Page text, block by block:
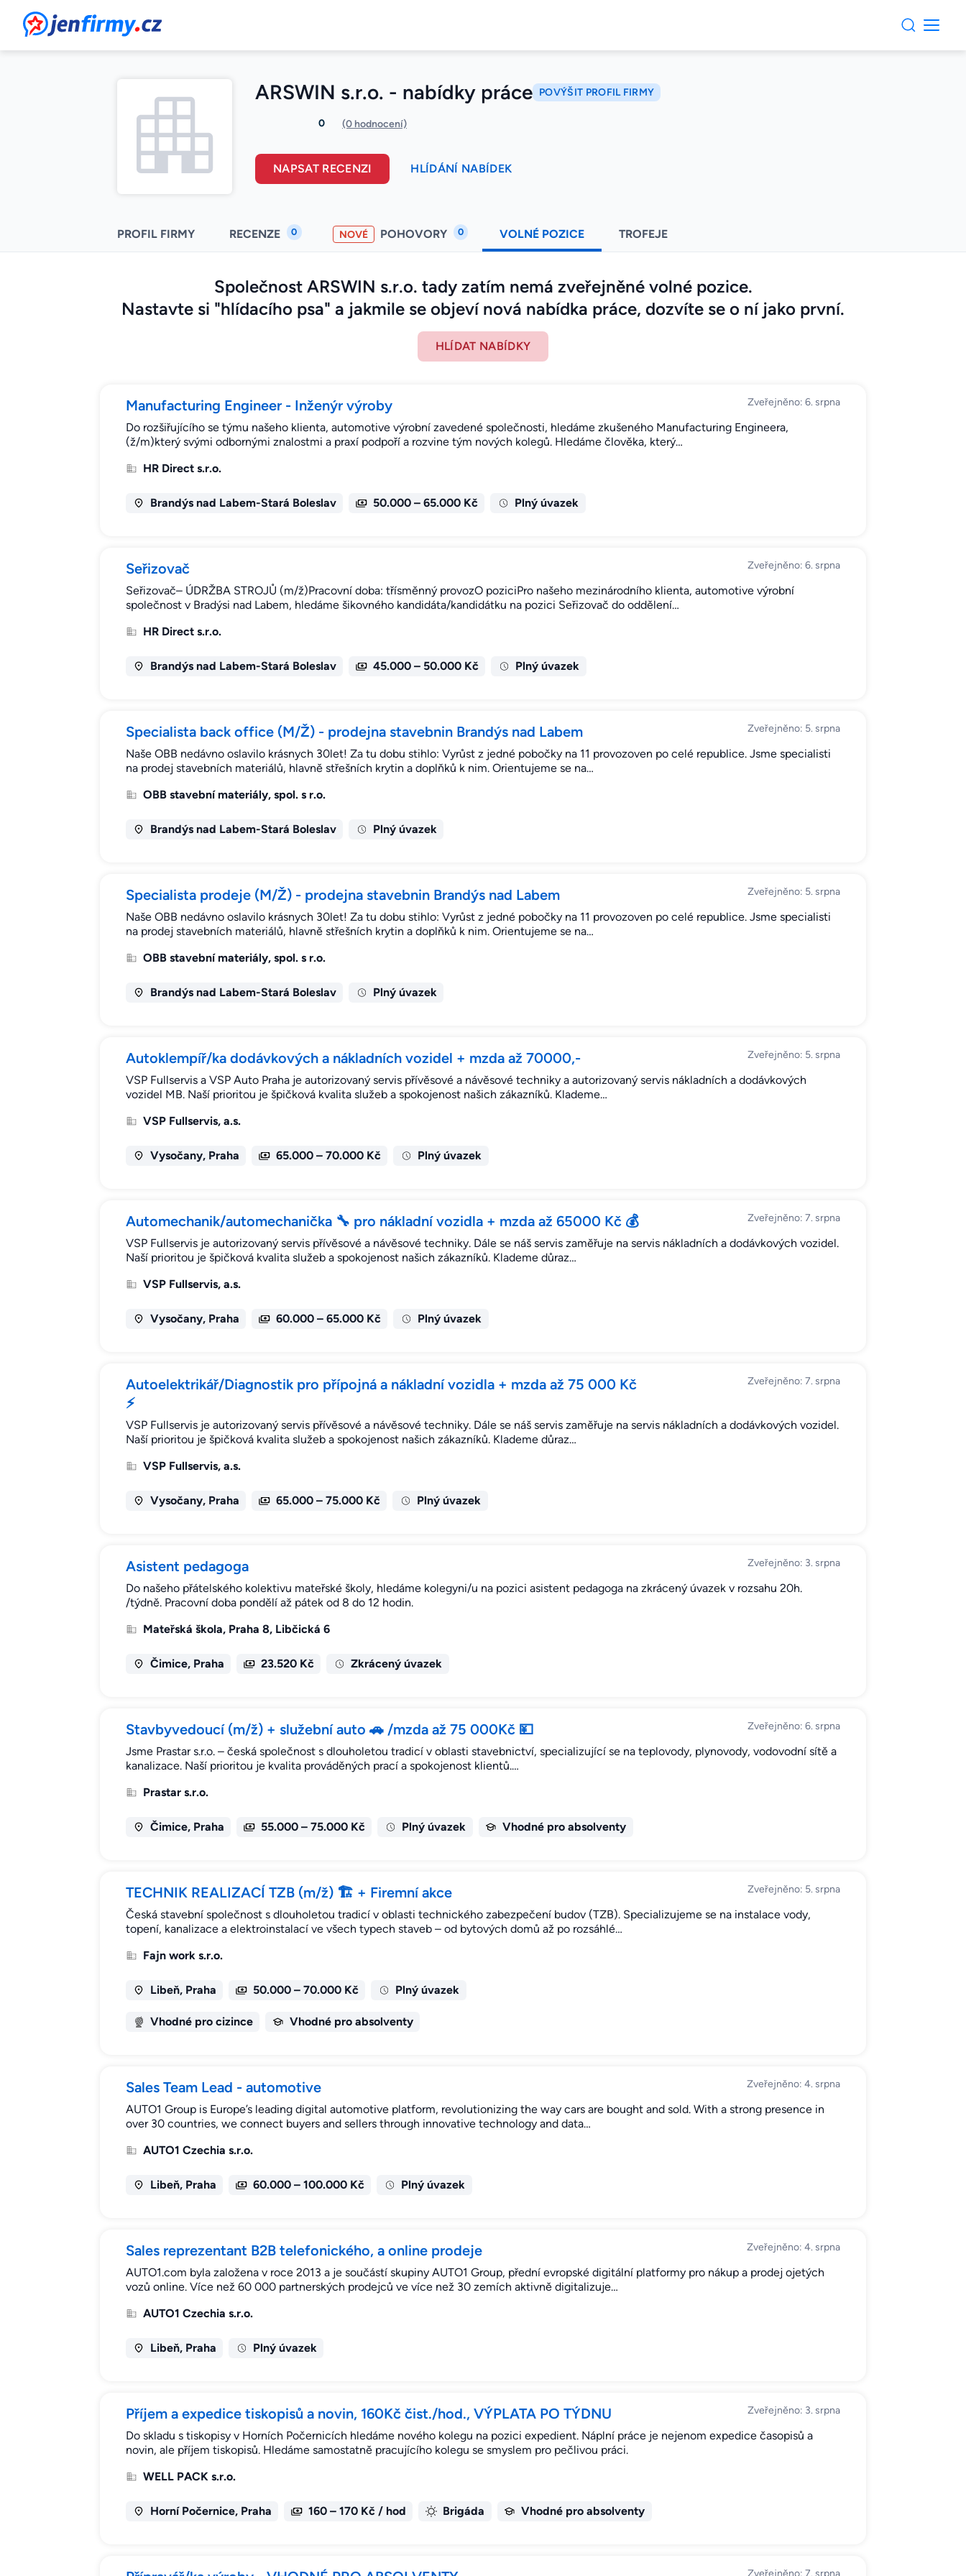
JenFirmy.cz
ARSWIN s.r.o. - nabídky práce POVÝŠIT PROFIL FIRMY
0 (0 hodnocení)
NAPSAT RECENZI HLÍDÁNÍ NABÍDEK
PROFIL FIRMY RECENZE 0 NOVÉ POHOVORY 0 VOLNÉ POZICE TROFEJE
Společnost ARSWIN s.r.o. tady zatím nemá zveřejněné volné pozice.
Nastavte si "hlídacího psa" a jakmile se objeví nová nabídka práce, dozvíte se o ní jako první.
HLÍDAT NABÍDKY
Manufacturing Engineer - Inženýr výroby Zveřejněno: 6. srpna
Do rozšiřujícího se týmu našeho klienta, automotive výrobní zavedené společnosti, hledáme zkušeného Manufacturing Engineera,
(ž/m)který svými odbornými znalostmi a praxí podpoří a rozvine tým nových kolegů. Hledáme člověka, který…
HR Direct s.r.o.
Brandýs nad Labem-Stará Boleslav 50.000 – 65.000 Kč Plný úvazek
Seřizovač Zveřejněno: 6. srpna
Seřizovač– ÚDRŽBA STROJŮ (m/ž)Pracovní doba: třísměnný provozO poziciPro našeho mezinárodního klienta, automotive výrobní
společnost v Bradýsi nad Labem, hledáme šikovného kandidáta/kandidátku na pozici Seřizovač do oddělení…
HR Direct s.r.o.
Brandýs nad Labem-Stará Boleslav 45.000 – 50.000 Kč Plný úvazek
Specialista back office (M/Ž) - prodejna stavebnin Brandýs nad Labem Zveřejněno: 5. srpna
Naše OBB nedávno oslavilo krásnych 30let! Za tu dobu stihlo: Vyrůst z jedné pobočky na 11 provozoven po celé republice. Jsme specialisti
na prodej stavebních materiálů, hlavně střešních krytin a doplňků k nim. Orientujeme se na…
OBB stavební materiály, spol. s r.o.
Brandýs nad Labem-Stará Boleslav Plný úvazek
Specialista prodeje (M/Ž) - prodejna stavebnin Brandýs nad Labem Zveřejněno: 5. srpna
Naše OBB nedávno oslavilo krásnych 30let! Za tu dobu stihlo: Vyrůst z jedné pobočky na 11 provozoven po celé republice. Jsme specialisti
na prodej stavebních materiálů, hlavně střešních krytin a doplňků k nim. Orientujeme se na…
OBB stavební materiály, spol. s r.o.
Brandýs nad Labem-Stará Boleslav Plný úvazek
Autoklempíř/ka dodávkových a nákladních vozidel + mzda až 70000,- Zveřejněno: 5. srpna
VSP Fullservis a VSP Auto Praha je autorizovaný servis přívěsové a návěsové techniky a autorizovaný servis nákladních a dodávkových
vozidel MB. Naší prioritou je špičková kvalita služeb a spokojenost našich zákazníků. Klademe…
VSP Fullservis, a.s.
Vysočany, Praha 65.000 – 70.000 Kč Plný úvazek
Automechanik/automechanička 🔧 pro nákladní vozidla + mzda až 65000 Kč 💰 Zveřejněno: 7. srpna
VSP Fullservis je autorizovaný servis přívěsové a návěsové techniky. Dále se náš servis zaměřuje na servis nákladních a dodávkových vozidel.
Naší prioritou je špičková kvalita služeb a spokojenost našich zákazníků. Klademe důraz…
VSP Fullservis, a.s.
Vysočany, Praha 60.000 – 65.000 Kč Plný úvazek
Autoelektrikář/Diagnostik pro přípojná a nákladní vozidla + mzda až 75 000 Kč
⚡
Zveřejněno: 7. srpna
VSP Fullservis je autorizovaný servis přívěsové a návěsové techniky. Dále se náš servis zaměřuje na servis nákladních a dodávkových vozidel.
Naší prioritou je špičková kvalita služeb a spokojenost našich zákazníků. Klademe důraz…
VSP Fullservis, a.s.
Vysočany, Praha 65.000 – 75.000 Kč Plný úvazek
Asistent pedagoga Zveřejněno: 3. srpna
Do našeho přátelského kolektivu mateřské školy, hledáme kolegyni/u na pozici asistent pedagoga na zkrácený úvazek v rozsahu 20h.
/týdně. Pracovní doba pondělí až pátek od 8 do 12 hodin.
Mateřská škola, Praha 8, Libčická 6
Čimice, Praha 23.520 Kč Zkrácený úvazek
Stavbyvedoucí (m/ž) + služební auto 🚗 /mzda až 75 000Kč 💴 Zveřejněno: 6. srpna
Jsme Prastar s.r.o. – česká společnost s dlouholetou tradicí v oblasti stavebnictví, specializující se na teplovody, plynovody, vodovodní sítě a
kanalizace. Naší prioritou je kvalita prováděných prací a spokojenost klientů.…
Prastar s.r.o.
Čimice, Praha 55.000 – 75.000 Kč Plný úvazek Vhodné pro absolventy
TECHNIK REALIZACÍ TZB (m/ž) 🏗️ + Firemní akce Zveřejněno: 5. srpna
Česká stavební společnost s dlouholetou tradicí v oblasti technického zabezpečení budov (TZB). Specializujeme se na instalace vody,
topení, kanalizace a elektroinstalací ve všech typech staveb – od bytových domů až po rozsáhlé…
Fajn work s.r.o.
Libeň, Praha 50.000 – 70.000 Kč Plný úvazek
Vhodné pro cizince Vhodné pro absolventy
Sales Team Lead - automotive Zveřejněno: 4. srpna
AUTO1 Group is Europe’s leading digital automotive platform, revolutionizing the way cars are bought and sold. With a strong presence in
over 30 countries, we connect buyers and sellers through innovative technology and data…
AUTO1 Czechia s.r.o.
Libeň, Praha 60.000 – 100.000 Kč Plný úvazek
Sales reprezentant B2B telefonického, a online prodeje Zveřejněno: 4. srpna
AUTO1.com byla založena v roce 2013 a je součástí skupiny AUTO1 Group, přední evropské digitální platformy pro nákup a prodej ojetých
vozů online. Více než 60 000 partnerských prodejců ve více než 30 zemích aktivně digitalizuje…
AUTO1 Czechia s.r.o.
Libeň, Praha Plný úvazek
Příjem a expedice tiskopisů a novin, 160Kč čist./hod., VÝPLATA PO TÝDNU Zveřejněno: 3. srpna
Do skladu s tiskopisy v Horních Počernicích hledáme nového kolegu na pozici expedient. Náplní práce je nejenom expedice časopisů a
novin, ale příjem tiskopisů. Hledáme samostatně pracujícího kolegu se smyslem pro pečlivou práci.
WELL PACK s.r.o.
Horní Počernice, Praha 160 – 170 Kč / hod Brigáda Vhodné pro absolventy